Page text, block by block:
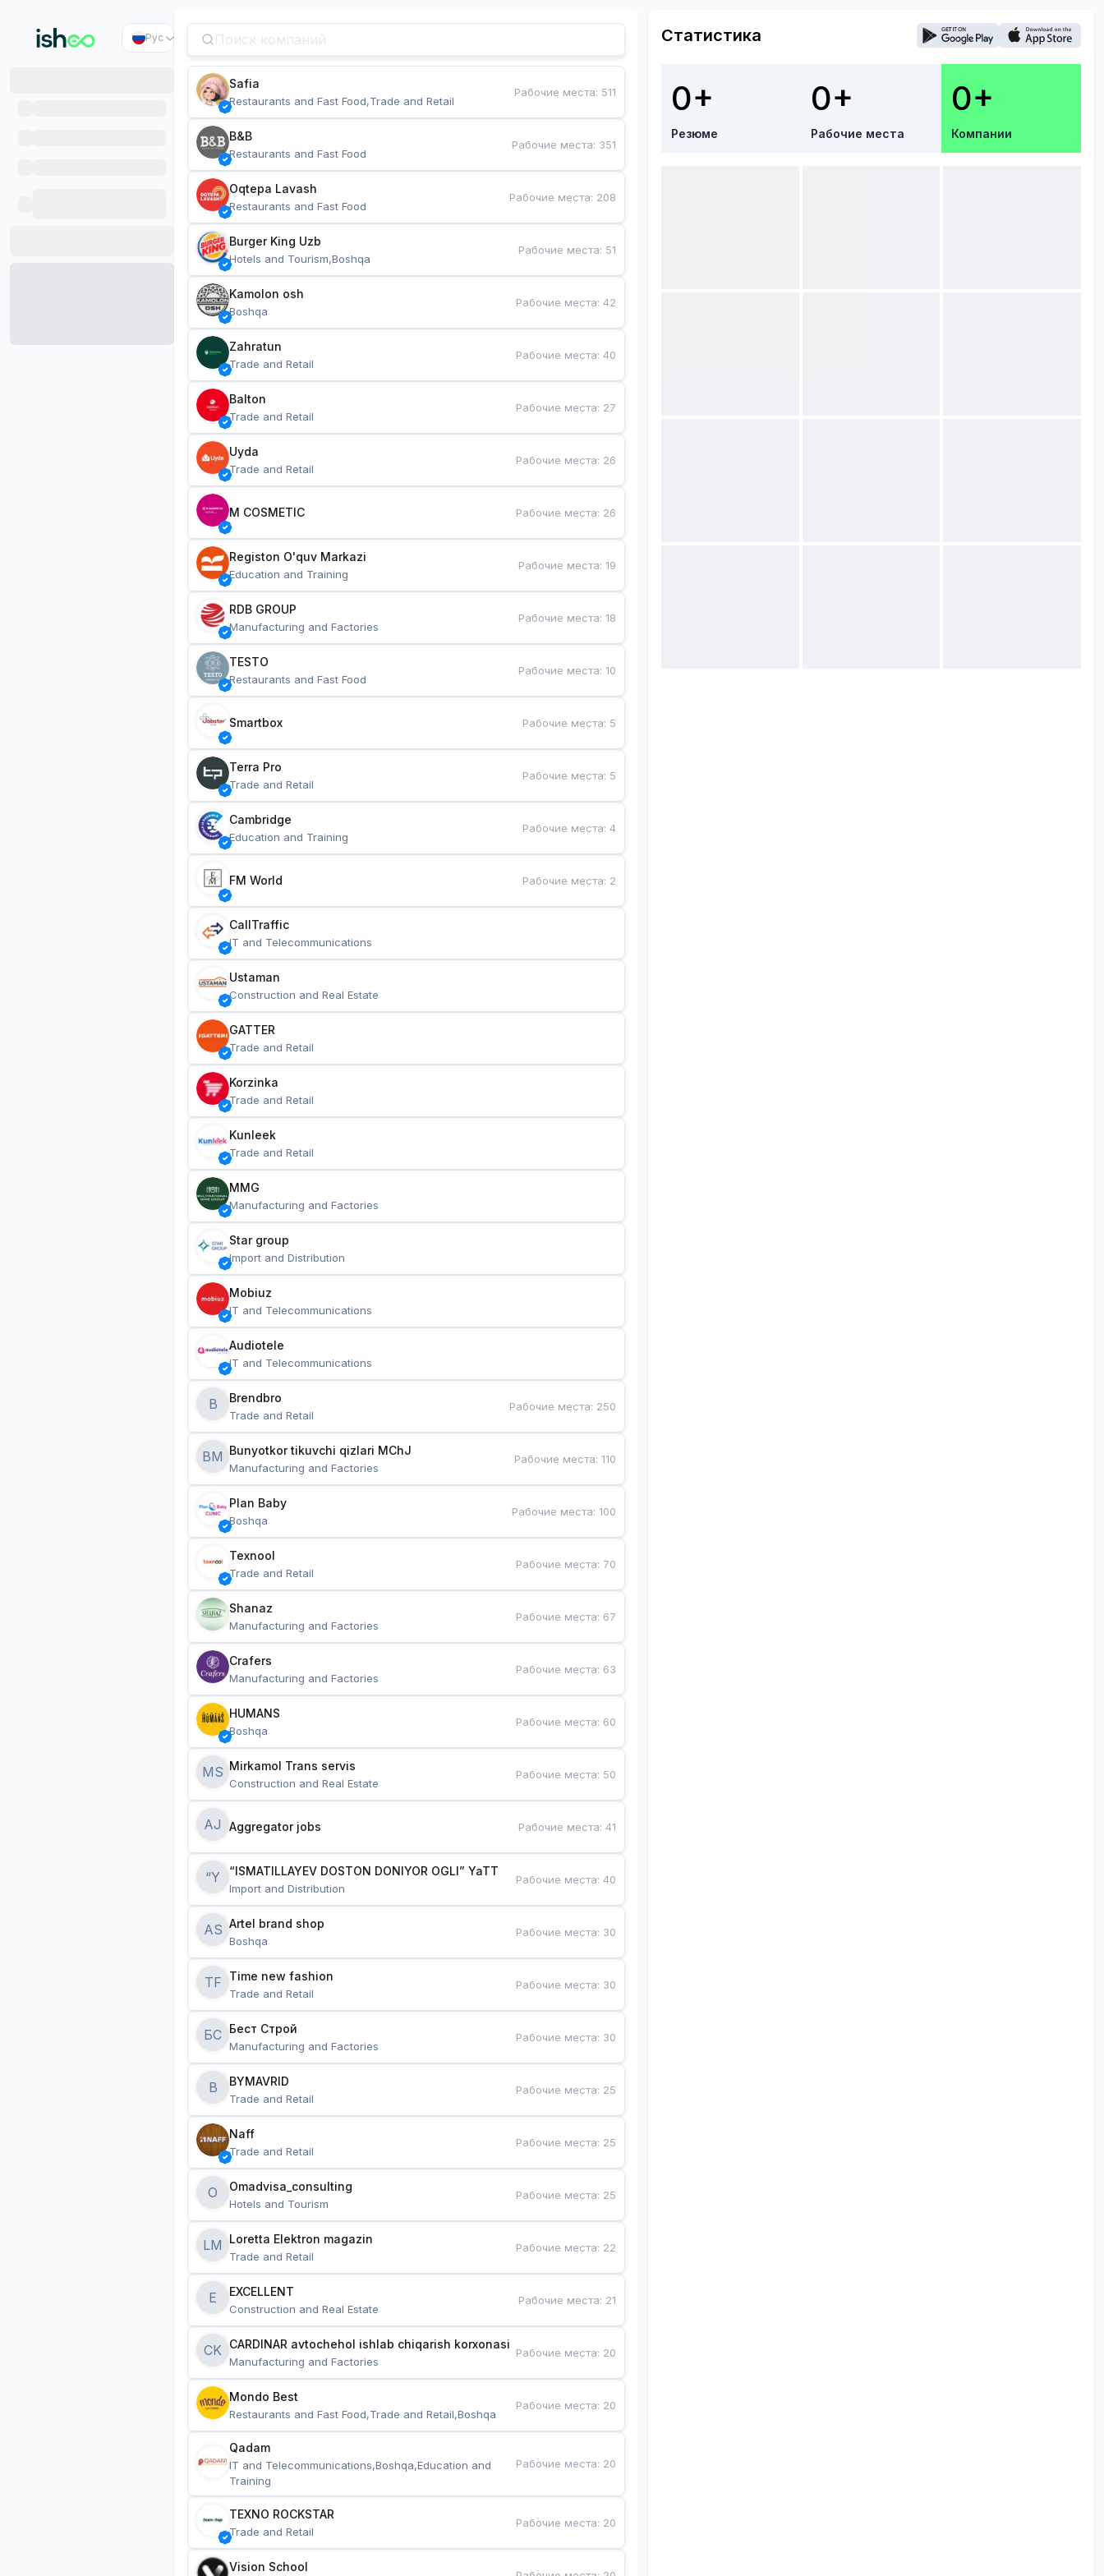
Рус
Safia
Restaurants and Fast Food,Trade and Retail
Рабочие места: 511
B&B
Restaurants and Fast Food
Рабочие места: 351
Oqtepa Lavash
Restaurants and Fast Food
Рабочие места: 208
Burger King Uzb
Hotels and Tourism,Boshqa
Рабочие места: 51
Kamolon osh
Boshqa
Рабочие места:42
Zahratun
Trade and Retail
Рабочие места:40
Balton
Trade and Retail
Рабочие места: 27
Uyda
Trade and Retail
Рабочие места: 26
M COSMETIC Рабочие места: 26
Registon O'quv Markazi
Education and Training
Рабочие места:19
RDB GROUP
Manufacturing and Factories
Рабочие места:18
TESTO
Restaurants and Fast Food
Рабочие места:10
Smartbox Рабочие места: 5
Terra Pro
Trade and Retail
Рабочие места: 5
Cambridge
Education and Training
Рабочие места:4
FM World Рабочие места: 2
CallTraffic
IT and Telecommunications
Ustaman
Construction and Real Estate
GATTER
Trade and Retail
Korzinka
Trade and Retail
Kunleek
Trade and Retail
MMG
Manufacturing and Factories
Star group
Import and Distribution
Mobiuz
IT and Telecommunications
Audiotele
IT and Telecommunications
B Brendbro
Trade and Retail
Рабочие места: 250
BM
Manufacturing and Factories
Рабочие места:110
Plan Baby
Boshqa
Рабочие места:100
Texnool
Trade and Retail
Рабочие места: 70
Shanaz
Manufacturing and Factories
Рабочие места: 67
Crafers
Manufacturing and Factories
Рабочие места: 63
HUMANS
Boshqa
Рабочие места: 60
MS
Construction and Real Estate
Рабочие места: 50
AJ Aggregator jobs Рабочие места:41
“Y “ISMATILLAYEV DOSTON DONIYOR OGLI” YaTT
Import and Distribution
Рабочие места:40
AS Artel brand shop
Boshqa
Рабочие места: 30
TF Time new fashion
Trade and Retail
Рабочие места: 30
БС Бест Строй
Manufacturing and Factories
Рабочие места: 30
B BYMAVRID
Trade and Retail
Рабочие места: 25
Naff
Trade and Retail
Рабочие места: 25
O Omadvisa_consulting
Hotels and Tourism
Рабочие места: 25
LM Loretta Elektron magazin
Trade and Retail
Рабочие места: 22
E EXCELLENT
Construction and Real Estate
Рабочие места: 21
CK CARDINAR avtochehol ishlab chiqarish korxonasi
Manufacturing and Factories
Рабочие места: 20
Mondo Best
Restaurants and Fast Food,Trade and Retail,Boshqa
Рабочие места: 20
Qadam
IT and Telecommunications,Boshqa,Education and
Training
Рабочие места: 20
TEXNO ROCKSTAR
Trade and Retail
Рабочие места: 20
Vision School
Статистика
0+
Резюме
0+
Рабочие места
0+
Компании